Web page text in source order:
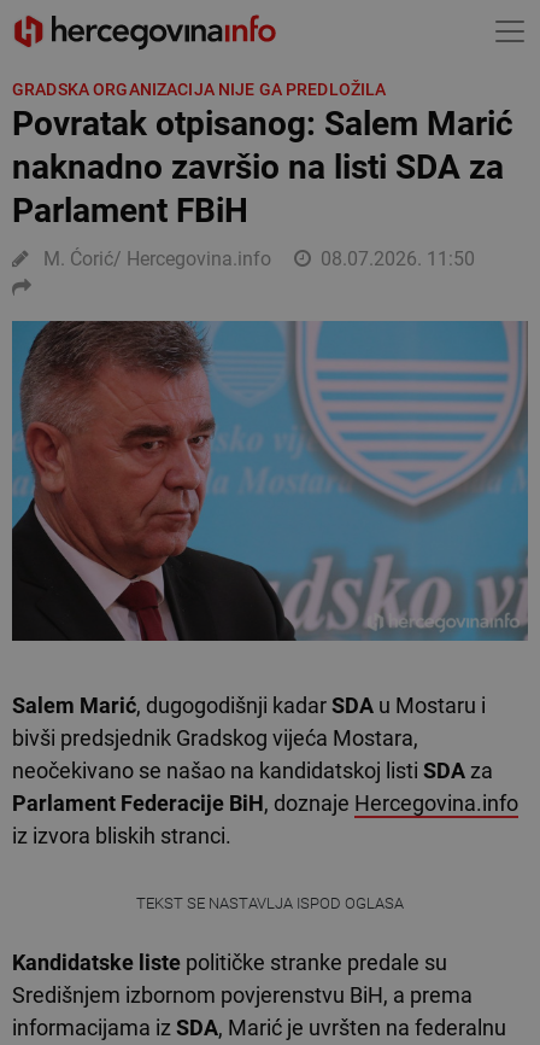
GRADSKA ORGANIZACIJA NIJE GA PREDLOŽILA
Povratak otpisanog: Salem Marić
naknadno završio na listi SDA za
Parlament FBiH
M. Ćorić/ Hercegovina.info 08.07.2026. 11:50
Salem Marić, dugogodišnji kadarSDA u Mostaru i
bivši predsjednik Gradskog vijeća Mostara,
neočekivano se našao na kandidatskoj listi SDA za
Parlament Federacije BiH, doznaje Hercegovina.info
iz izvora bliskih stranci.
TEKST SE NASTAVLJA ISPOD OGLASA
Kandidatske liste političke stranke predale su
Središnjem izbornom povjerenstvu BiH, a prema
informacijama iz SDA, Marić je uvršten na federalnu